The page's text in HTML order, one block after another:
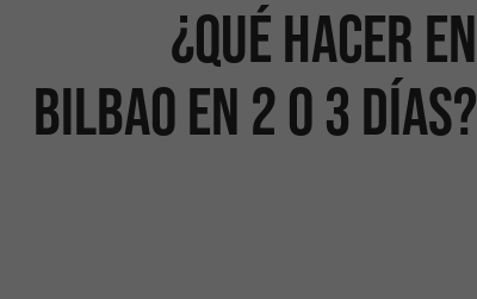
¿Qué hacer en
Bilbao en 2 o 3 días?